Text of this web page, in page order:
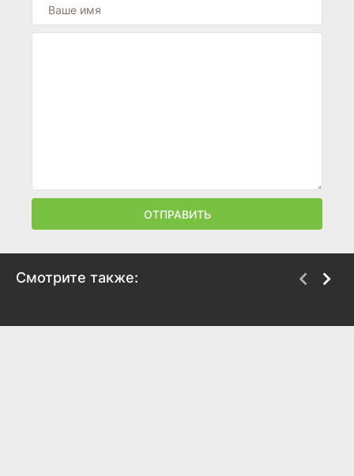
ОТПРАВИТЬ
Смотрите также: